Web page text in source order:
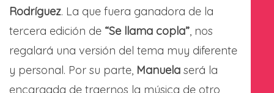
Rodríguez. La que fuera ganadora de la
tercera edición de “Se llama copla”, nos
regalará una versión del tema muy diferente
y personal. Por su parte, Manuela será la
encargada de traernos la música de otro